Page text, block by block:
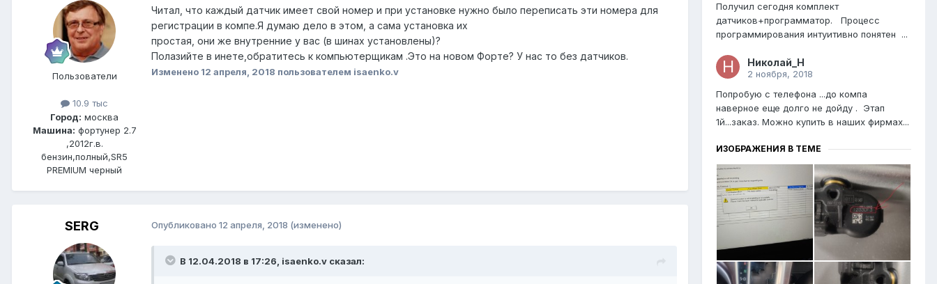
Пользователи
10.9 тыс
Город: москва
Машина: фортунер 2.7
,2012г.в.
бензин,полный,SR5
PREMIUM черный
Читал, что каждый датчик имеет свой номер и при установке нужно было переписать эти номера для
регистрации в компе.Я думаю дело в этом, а сама установка их
простая, они же внутренние у вас (в шинах установлены)?
Полазийте в инете,обратитесь к компьютерщикам .Это на новом Форте? У нас то без датчиков.
Изменено 12 апреля, 2018 пользователем isaenko.v
SERG Опубликовано 12 апреля, 2018 (изменено)
В 12.04.2018 в 17:26, isaenko.v сказал:
Получил сегодня комплект
датчиков+программатор. Процесс
программирования интуитивно понятен ...
Николай_Н
2 ноября, 2018
Попробую с телефона ...до компа
наверное еще долго не дойду . Этап
1й...заказ. Можно купить в наших фирмах...
ИЗОБРАЖЕНИЯ В ТЕМЕ